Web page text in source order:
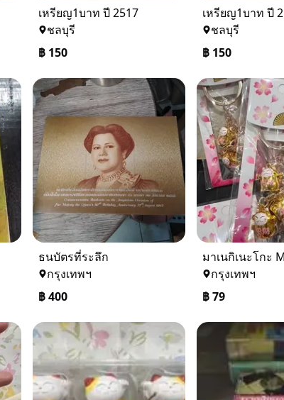
เหรียญ1บาท ปี 2517
ชลบุรี
฿ 150
เหรียญ1บาท ปี
ชลบุรี
฿ 150
ธนบัตรที่ระลึก
กรุงเทพฯ
฿400
กรุงเทพฯ
฿79